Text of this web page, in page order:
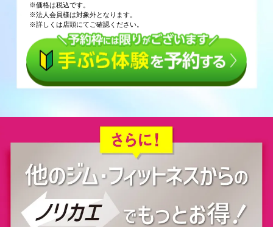
※価格は税込です。
※法人会員様は対象外となります。
※詳しくは店頭にてご確認ください。